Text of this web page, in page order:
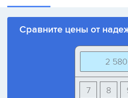
Сравните цены от
2
8
7